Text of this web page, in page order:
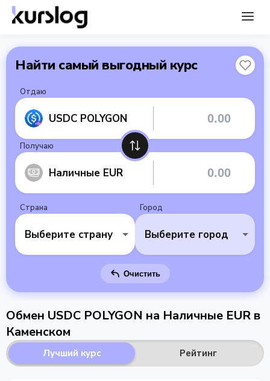
Найти самый выгодный курс
Отдаю
USDC POLYGON
Получаю
Наличные EUR
Страна
Выберите страну
Город
Выберите город
Очистить
Обмен USDC POLYGON на Наличные EUR в
Каменском
Лучший курс Рейтинг